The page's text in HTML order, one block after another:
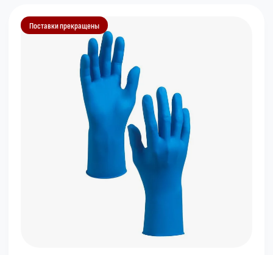
Поставки прекращены